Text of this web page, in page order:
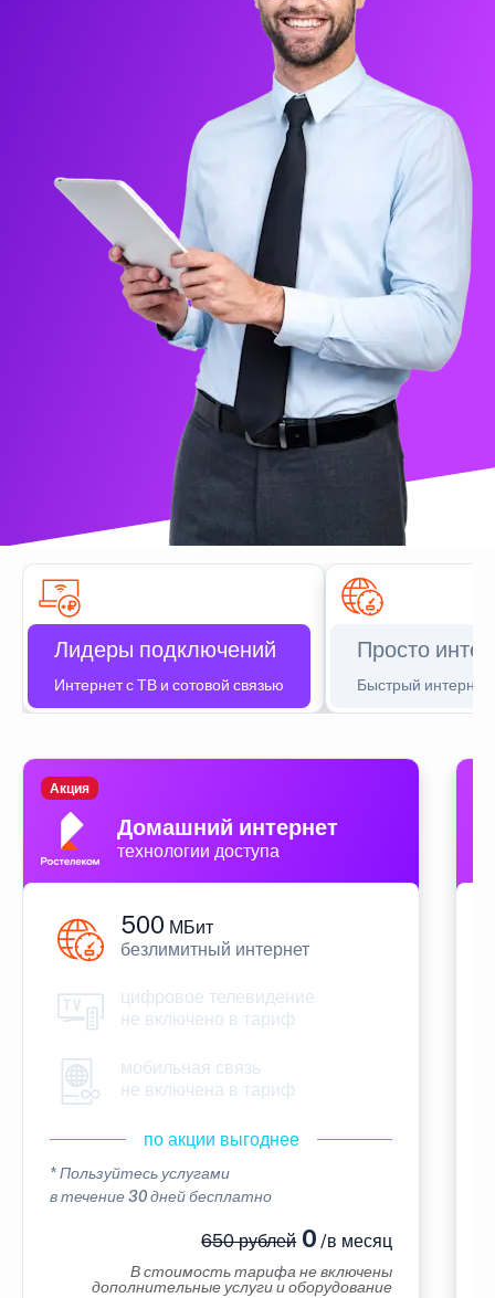
Лидеры подключений
Интернет с ТВ и сотовой связью
Просто
Быстрый интернет
Домашний интернет
технологии доступа
Акция
500 МБит
безлимитный интернет
цифровое телевидение
не включено в тариф
мобильная связь
не включена в тариф
по акции выгоднее
* Пользуйтесь услугами
в течение 30 дней бесплатно
650 рублей0 /в месяц
В стоимость тарифа не включены
дополнительные услуги и оборудование